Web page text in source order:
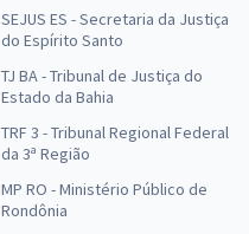
SEJUS ES - Secretaria da Justiça
do Espírito Santo
TJ BA - Tribunal de Justiça do
Estado da Bahia
TRF 3 - Tribunal Regional Federal
da 3ª Região
MP RO - Ministério Público de
Rondônia